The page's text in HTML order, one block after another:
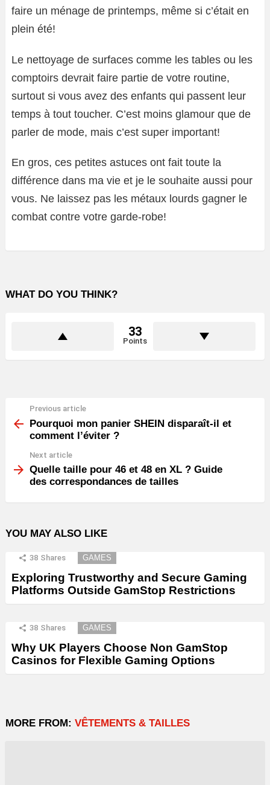
faire un ménage de printemps, même si c’était en
plein été!
Le nettoyage de surfaces comme les tables ou les
comptoirs devrait faire partie de votre routine,
surtout si vous avez des enfants qui passent leur
temps à tout toucher. C’est moins glamour que de
parler de mode, mais c’est super important!
En gros, ces petites astuces ont fait toute la
différence dans ma vie et je le souhaite aussi pour
vous. Ne laissez pas les métaux lourds gagner le
combat contre votre garde-robe!
WHAT DO YOU THINK?
33
Points
more
Previous article
Pourquoi mon panier SHEIN disparaît-il et
comment l’éviter ?
Next article
Quelle taille pour 46 et 48 en XL ? Guide
des correspondances de tailles
YOU MAY ALSO LIKE
38 Shares GAMES
Exploring Trustworthy and Secure Gaming
Platforms Outside GamStop Restrictions
38 Shares GAMES
Why UK Players Choose Non GamStop
Casinos for Flexible Gaming Options
MORE FROM: VÊTEMENTS & TAILLES